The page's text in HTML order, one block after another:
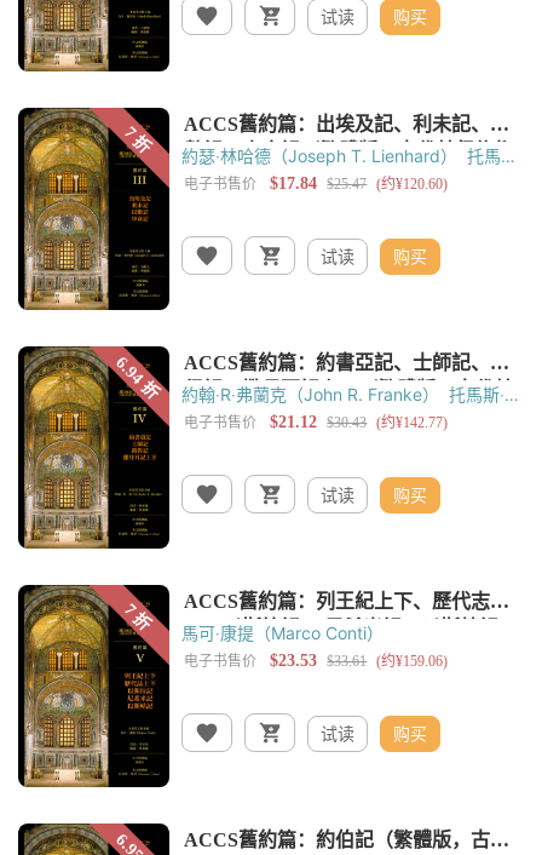
试读 购买
約瑟‧林哈德（Joseph T. Lienhard）
托馬斯‧
奧登（Thomas C. Oden） 黃錫木
试读 购买
約翰‧R‧弗蘭克（John R. Franke）
托馬斯‧奧
登（Thomas C. Oden） 黃錫木 黃嘉樑
试读 购买
馬可‧康提（Marco Conti）
试读 购买